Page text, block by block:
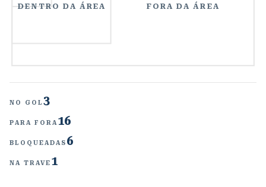
DENTRO DA ÁREA FORA DA ÁREA
NO GOL 3
PARA FORA 16
BLOQUEADAS 6
NA TRAVE 1